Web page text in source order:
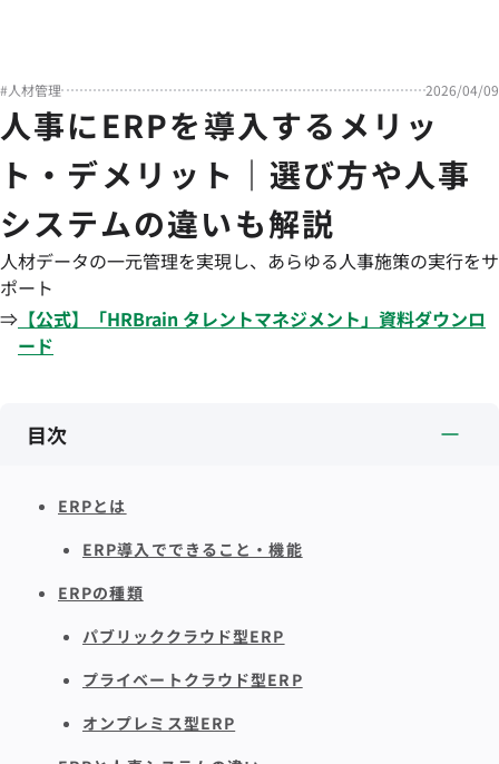
#人材管理 2026/04/09
人事にERPを導入するメリッ
ト・デメリット｜選び方や人事
システムの違いも解説
人材データの一元管理を実現し、あらゆる人事施策の実行をサ
ポート
⇒ 【公式】「HRBrain タレントマネジメント」資料ダウンロ
ード
目次
ERPとは
ERP導入でできること・機能
ERPの種類
パブリッククラウド型ERP
プライベートクラウド型ERP
オンプレミス型ERP